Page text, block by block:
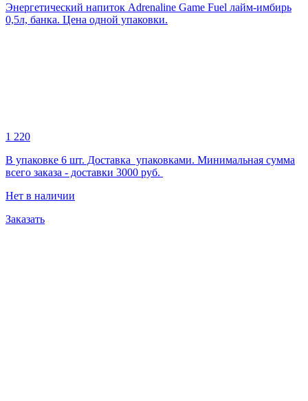
Энергетический напиток Adrenaline Game Fuel лайм-имбирь
0,5л, банка. Цена одной упаковки.
1 220
В упаковке 6 шт. Доставка упаковками. Минимальная сумма
всего заказа - доставки 3000 руб.
Нет в наличии
Заказать